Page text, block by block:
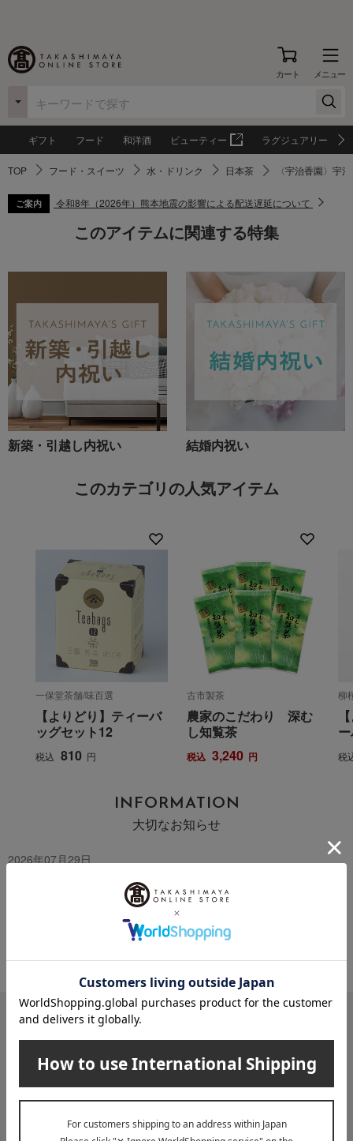
カート メニュー
ギフト フード 和洋酒 ビューティー ラグジュアリー
TOP フード・スイーツ 水・ドリンク 日本茶 〈宇治香園〉宇
ご案内 令和8年（2026年）熊本地震の影響による配送遅延について
このアイテムに関連する特集
新築・引越し内祝い 結婚内祝い
このカテゴリの人気アイテム
一保堂茶舗/味百選
【よりどり】ティーバ
ッグセット12
税込 810 円
古市製茶
農家のこだわり 深む
し知覧茶
税込 3,240 円
柳
税
INFORMATION
大切なお知らせ
2026年07月29日
お届け遅延のお知らせ
『お届け先のご住所』ご確認のお願い
メールマガジン
ど、「高島屋オンラインストア」のお得＆うれしい情報をお届けい